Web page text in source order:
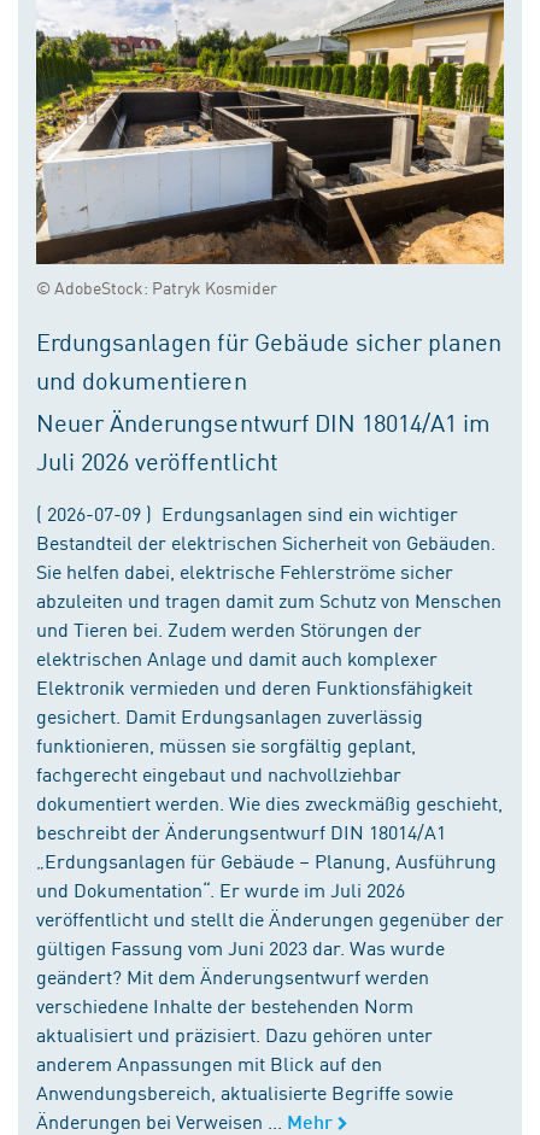
© AdobeStock: Patryk Kosmider
Erdungsanlagen für Gebäude sicher planen
und dokumentieren
Neuer Änderungsentwurf DIN 18014/A1 im
Juli 2026 veröffentlicht
( 2026-07-09 ) Erdungsanlagen sind ein wichtiger
Bestandteil der elektrischen Sicherheit von Gebäuden.
Sie helfen dabei, elektrische Fehlerströme sicher
abzuleiten und tragen damit zum Schutz von Menschen
und Tieren bei. Zudem werden Störungen der
elektrischen Anlage und damit auch komplexer
Elektronik vermieden und deren Funktionsfähigkeit
gesichert. Damit Erdungsanlagen zuverlässig
funktionieren, müssen sie sorgfältig geplant,
fachgerecht eingebaut und nachvollziehbar
dokumentiert werden. Wie dies zweckmäßig geschieht,
beschreibt der Änderungsentwurf DIN 18014/A1
„Erdungsanlagen für Gebäude – Planung, Ausführung
und Dokumentation“. Er wurde im Juli 2026
veröffentlicht und stellt die Änderungen gegenüber der
gültigen Fassung vom Juni 2023 dar. Was wurde
geändert? Mit dem Änderungsentwurf werden
verschiedene Inhalte der bestehenden Norm
aktualisiert und präzisiert. Dazu gehören unter
anderem Anpassungen mit Blick auf den
Anwendungsbereich, aktualisierte Begriffe sowie
Änderungen bei Verweisen ...
Mehr